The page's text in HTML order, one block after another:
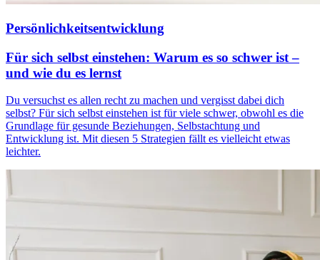
Persönlichkeitsentwicklung
Für sich selbst einstehen: Warum es so schwer ist –
und wie du es lernst
Du versuchst es allen recht zu machen und vergisst dabei dich
selbst? Für sich selbst einstehen ist für viele schwer, obwohl es die
Grundlage für gesunde Beziehungen, Selbstachtung und
Entwicklung ist. Mit diesen 5 Strategien fällt es vielleicht etwas
leichter.